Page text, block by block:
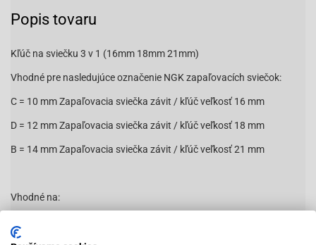
Popis tovaru
Kľúč na sviečku 3 v 1 (16mm 18mm 21mm)
Vhodné pre nasledujúce označenie NGK zapaľovacích sviečok:
C = 10 mm Zapaľovacia sviečka závit / kľúč veľkosť 16 mm
D = 12 mm Zapaľovacia sviečka závit / kľúč veľkosť 18 mm
B = 14 mm Zapaľovacia sviečka závit / kľúč veľkosť 21 mm
Vhodné na: